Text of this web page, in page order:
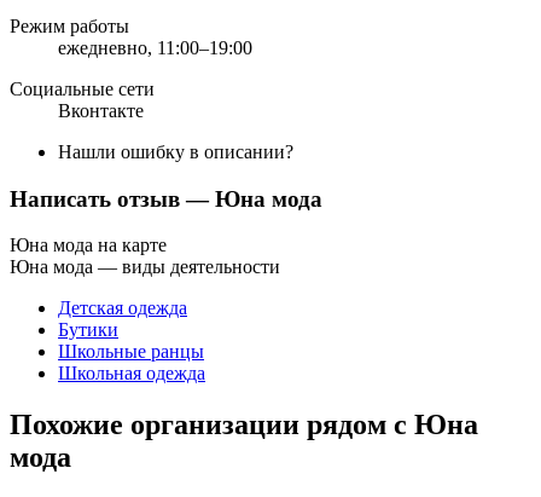
Режим работы
ежедневно, 11:00–19:00
Социальные сети
Вконтакте
Нашли ошибку в описании?
Написать отзыв— Юна мода
Юна мода на карте
Юна мода — виды деятельности
Детская одежда
Бутики
Школьные ранцы
Школьная одежда
Похожие организации рядом с Юна
мода